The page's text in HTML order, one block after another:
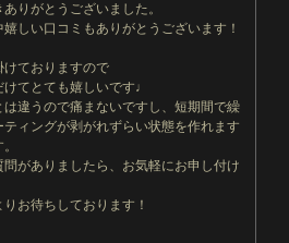
りがとうございました。
しい口コミもありがとうございます！
ておりますので
てとても嬉しいです♩
は違うので痛まないですし、短期間で繰
ティングが剥がれずらい状態を作れます
がありましたら、お気軽にお申し付け
お待ちしております！